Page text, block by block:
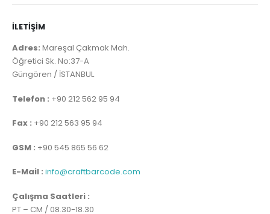
İLETİŞİM
Adres: Mareşal Çakmak Mah.
Öğretici Sk. No:37-A
Güngören / İSTANBUL
Telefon : +90 212 562 95 94
Fax : +90 212 563 95 94
GSM : +90 545 865 56 62
E-Mail : info@craftbarcode.com
Çalışma Saatleri :
PT – CM / 08.30-18.30